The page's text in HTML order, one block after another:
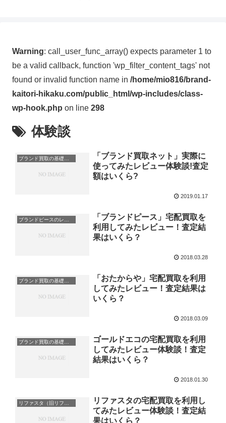
Warning: call_user_func_array() expects parameter 1 to
be a valid callback, function 'wp_filter_content_tags' not
found or invalid function name in /home/mio816/brand-
kaitori-hikaku.com/public_html/wp-includes/class-
wp-hook.php on line 298
体験談
ブランド買取の基礎知識
「ブランド買取ネット」実際に
使ってみたレビュー体験談!査定
額はいくら?
2019.01.17
ブランドピースのレビュー・体験談
「ブランドピース」宅配買取を
利用してみたレビュー！査定結
果はいくら？
2018.03.28
ブランド買取の基礎知識
「おたからや」宅配買取を利用
してみたレビュー！査定結果は
いくら？
2018.03.09
ゴールドエコの宅配買取を利用
してみたレビュー体験談！査定
結果はいくら？
2018.01.30
リファスタの宅配買取を利用し
てみたレビュー体験談！査定結
果はいくら？